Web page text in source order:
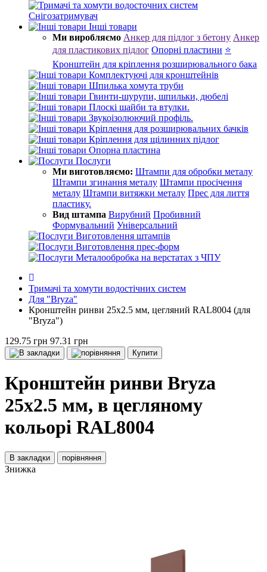
Снігозатримувач
Інші товари
Ми виробляємо Анкер для підлог з бетону Анкер
для пластикових підлог Опорні пластини ⭐
Кронштейн для кріплення розширювального бака
Комплектуючі для кронштейнів
Шпилька хомута труби
Гвинти-шурупи, шпильки, дюбелі
Плоскі шайби та втулки.
Звукоізолюючий профіль.
Кріплення для розширювальних бачків
Кріплення для щілинних підлог
Опорна пластина
Послуги
Ми виготовляємо: Штампи для обробки металу
Штампи згинання металу Штампи просічення
металу Штампи витяжки металу Прес для лиття
пластику.
Вид штампа Вирубний Пробивний
Формувальний Універсальний
Виготовлення штампів
Виготовлення прес-форм
Металообробка на верстатах з ЧПУ
Тримачі та хомути водостічних систем
Для "Bryza"
Кронштейн ринви 25х2.5 мм, цегляний RAL8004 (для
"Bryza")
129.75 грн 97.31 грн
Купити
Кронштейн ринви Bryza
25х2.5 мм, в цегляному
кольорі RAL8004
В закладки порівняння
Знижка